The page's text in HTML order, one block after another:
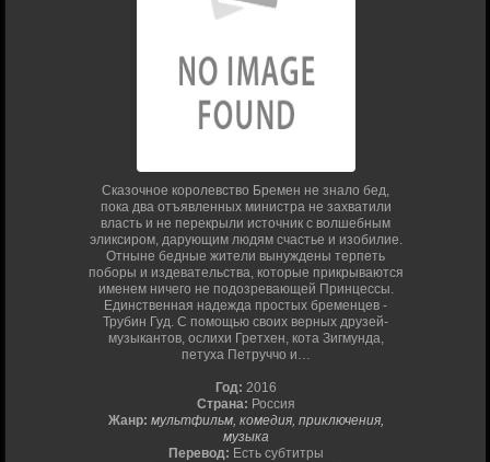
Сказочное королевство Бремен не знало бед,
пока два отъявленных министра не захватили
власть и не перекрыли источник с волшебным
эликсиром, дарующим людям счастье и изобилие.
Отныне бедные жители вынуждены терпеть
поборы и издевательства, которые прикрываются
именем ничего не подозревающей Принцессы.
Единственная надежда простых бременцев -
Трубин Гуд. С помощью своих верных друзей-
музыкантов, ослихи Гретхен, кота Зигмунда,
петуха Петруччо и…
Год: 2016
Страна: Россия
Жанр: мультфильм, комедия, приключения,
музыка
Перевод: Есть субтитры